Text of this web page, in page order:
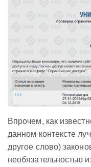
Впрочем, как
данном контексте
другое слово)
необязательностью